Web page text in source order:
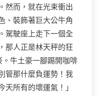
然而，就在光束衝出
、裝飾著巨大公牛角
駕駛座上走下一個全
那人正是林天秤的狂
牛土豪一腳踢開咖啡
管那什麼負運勢！我
天所有的壞運氣！」